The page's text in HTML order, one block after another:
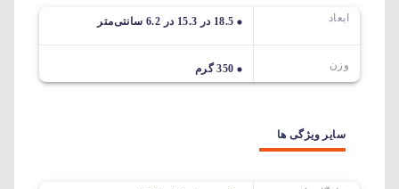
ابعاد 18.5 در 15.3 در 6.2 سانتی‌متر
وزن 350 گرم
سایر ویژگی ها